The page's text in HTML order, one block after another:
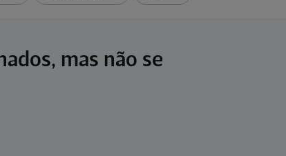
mas não se